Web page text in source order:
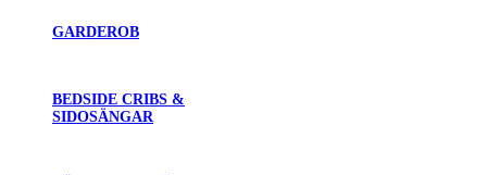
GARDEROB
BEDSIDE CRIBS &
SIDOSÄNGAR